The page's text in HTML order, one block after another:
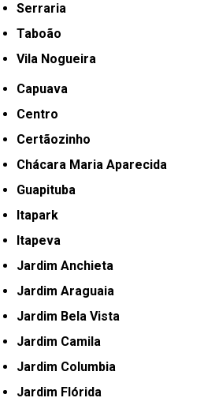
Serraria
Taboão
Vila Nogueira
Capuava
Centro
Certãozinho
Chácara Maria Aparecida
Guapituba
Itapark
Itapeva
Jardim Anchieta
Jardim Araguaia
Jardim Bela Vista
Jardim Camila
Jardim Columbia
Jardim Flórida